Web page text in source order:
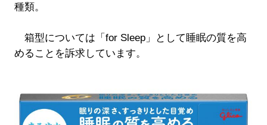
種類。
箱型については「for Sleep」として睡眠の質を高
めることを訴求しています。